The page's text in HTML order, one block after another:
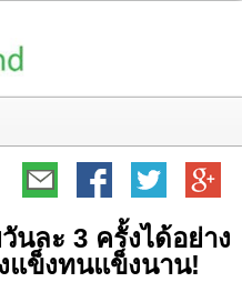
นละ 3 ครั้งได้อย่าง
แข็งทนแข็งนาน!